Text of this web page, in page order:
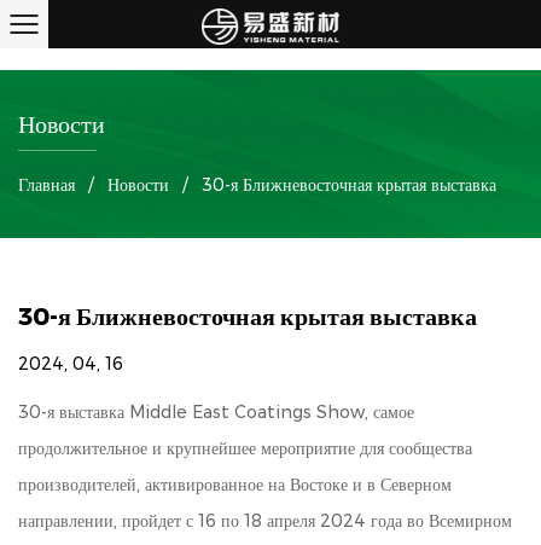
Новости
Главная / Новости / 30-я Ближневосточная крытая выставка
30-я Ближневосточная крытая выставка
2024, 04, 16
30-я выставка Middle East Coatings Show, самое
продолжительное и крупнейшее мероприятие для сообщества
производителей, активированное на Востоке и в Северном
направлении, пройдет с 16 по 18 апреля 2024 года во Всемирном